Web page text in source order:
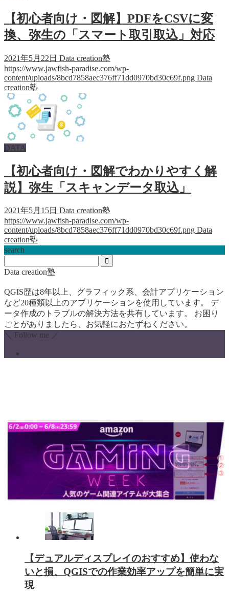
【初心者向け・図解】PDFをCSVに変
換、弥生の「スマート取引取込」対応
2021年5月22日 Data creation塾
https://www.jawfish-paradise.com/wp-
content/uploads/8bcd7858aec376ff71dd0970bd30c69f.png Data
creation塾
DATA
【初心者向け・図解でわかりやすく解
説】弥生「スキャンデータ取込」
2021年5月15日 Data creation塾
https://www.jawfish-paradise.com/wp-
content/uploads/8bcd7858aec376ff71dd0970bd30c69f.png Data
creation塾
search
Data creation塾
QGIS歴は8年以上、グラフィック系、会計アプリケーション
など20種類以上のアプリケーションを使用しています。 デ
ータ作成のトラブルの解決方法を共有しています。 お困り
ごとがありましたら、お気軽におたずねください。
＼ Follow me ／
【デュアルディスプレイのおすすめ】使わな
いと損、QGISでの作業効率アップを簡単に実
現